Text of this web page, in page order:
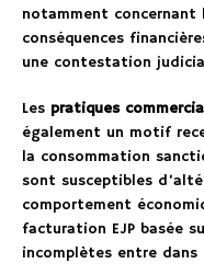
notamment
conséquences
une contestation
Les pratiques
également un motif
la consommation
sont susceptibles
comportement
facturation EJP basée
incomplètes entre